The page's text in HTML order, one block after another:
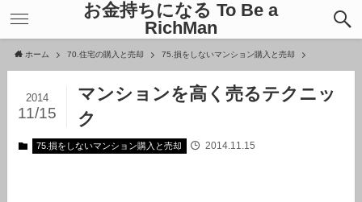
お金持ちになる To Be a
RichMan
ホーム 70.住宅の購入と売却 75.損をしないマンション購入と売却
マンションを高く売るテクニッ
ク
2014
11/15
75.損をしないマンション購入と売却 2014.11.15